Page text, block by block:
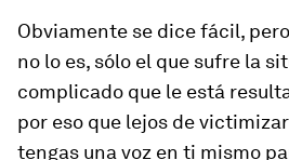
Obviamente se dice fácil,
no lo es, sólo el que sufre la
complicado que le está
por eso que lejos de
tengas una voz en ti mismo